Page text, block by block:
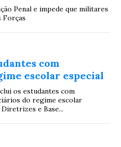
Penal e impede que militares
Forças
com
escolar especial
os estudantes com
do regime escolar
e Base...